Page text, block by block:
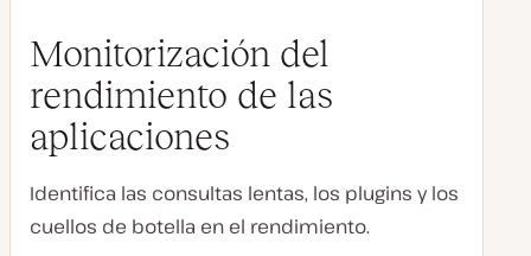
Monitorización del
rendimiento de las
aplicaciones
Identifica las consultas lentas, los plugins y los
cuellos de botella en el rendimiento.